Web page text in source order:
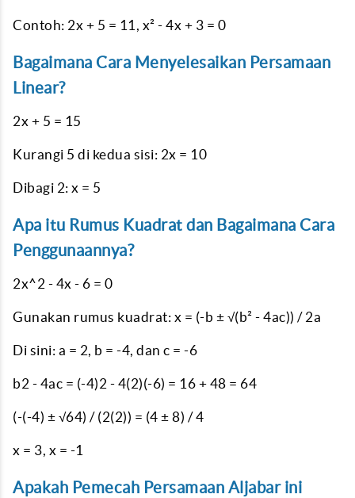
Contoh: 2x + 5 = 11, x² - 4x + 3 = 0
Bagaimana Cara Menyelesaikan Persamaan
Linear?
2x + 5 = 15
Kurangi 5 di kedua sisi: 2x = 10
Dibagi 2: x = 5
Apa itu Rumus Kuadrat dan Bagaimana Cara
Penggunaannya?
2x^2 - 4x - 6 = 0
Gunakan rumus kuadrat: x = (-b ± √(b² - 4ac)) / 2a
Di sini: a = 2, b = -4, dan c = -6
b2 - 4ac = (-4)2 - 4(2)(-6) = 16 + 48 = 64
(-(-4) ± √64) / (2(2)) = (4 ± 8) / 4
x = 3, x = -1
Apakah Pemecah Persamaan Aljabar ini